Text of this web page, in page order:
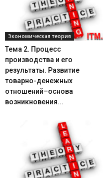
Экономическая теория
Тема 2. Процесс
производства и его
результаты. Развитие
товарно-денежных
отношений–основа
возникновения...